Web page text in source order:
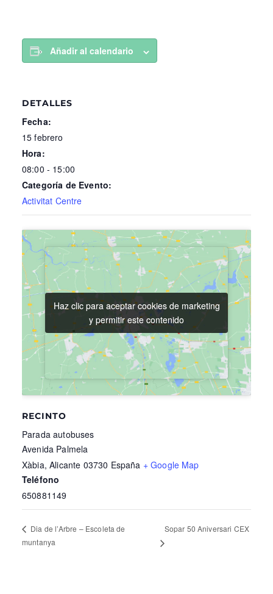
Añadir al calendario
DETALLES
Fecha:
15 febrero
Hora:
08:00 - 15:00
Categoría de Evento:
Activitat Centre
RECINTO
Parada autobuses
Avenida Palmela
Xàbia, Alicante 03730 España + Google Map
Teléfono
650881149
Haz clic para aceptar cookies de marketing
y permitir este contenido
Haz clic para aceptar cookies de marketing
y permitir este contenido
Dia de l’Arbre – Escoleta de
muntanya
Sopar 50 Aniversari CEX